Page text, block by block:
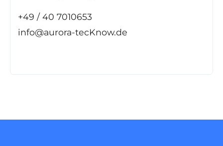
+49 / 40 7010653
info@aurora-tecKnow.de